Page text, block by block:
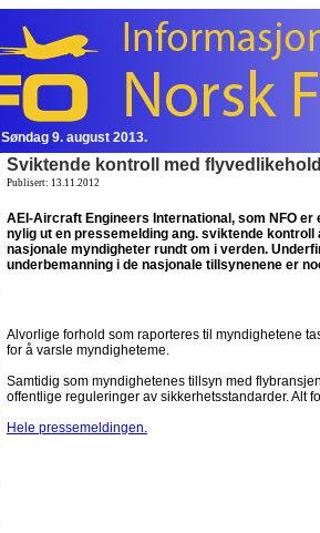
Søndag 9. august 2013.
Sviktende kontroll med
Publisert: 13.11.2012
AEI-Aircraft Engineers International, som NFO er
nylig ut en pressemelding ang. sviktende
nasjonale myndigheter rundt om i verden.
underbemanning i de nasjonale tillsynenene er
Alvorlige forhold som raporteres til myndighetene
for å varsle myndigheteme.
Samtidig som myndighetenes tillsyn med
offentlige reguleringer av sikkerhetsstandarder. Alt
Hele pressemeldingen.